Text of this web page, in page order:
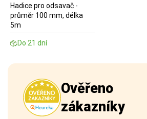
Hadice pro odsavač -
průměr 100 mm, délka
5m
Do 21 dní
Ověřeno
zákazníky